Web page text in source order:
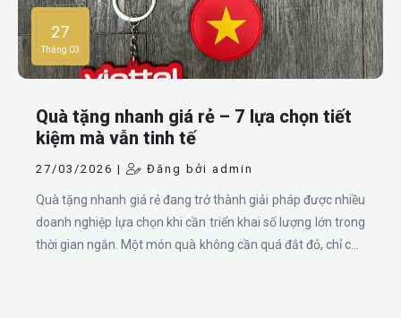
27
Tháng 03
Quà tặng nhanh giá rẻ – 7 lựa chọn tiết
kiệm mà vẫn tinh tế
27/03/2026 | Đăng bởi admin
Quà tặng nhanh giá rẻ đang trở thành giải pháp được nhiều
doanh nghiệp lựa chọn khi cần triển khai số lượng lớn trong
thời gian ngắn. Một món quà không cần quá đắt đỏ, chỉ cần